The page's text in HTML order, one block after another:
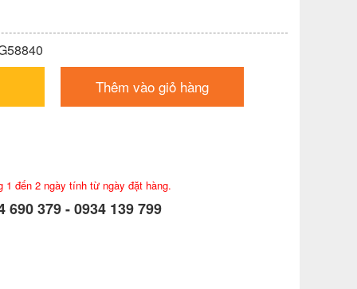
Thêm vào giỏ hàng
1 đến 2 ngày tính từ ngày đặt hàng.
690 379 - 0934 139 799